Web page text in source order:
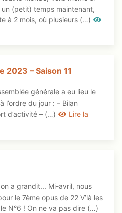
(petit) temps maintenant,
à 2 mois, où plusieurs (…)
2023 – Saison 11
générale a eu lieu le
l’ordre du jour : – Bilan
d’activité – (…)
Lire la
on a grandit... Mi-avril, nous
le 7ème opus de 22 V’là les
N°6 ! On ne va pas dire (…)